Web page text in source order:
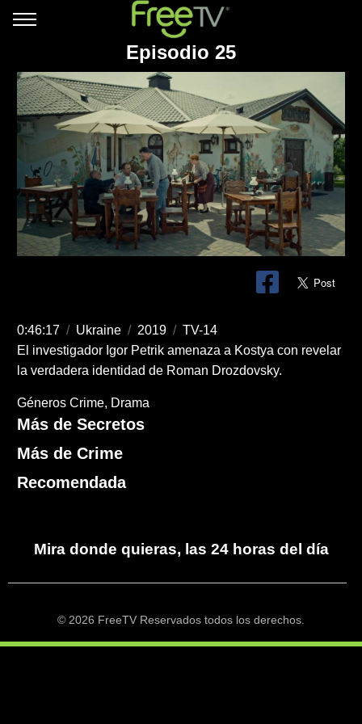
Episodio 25
0:46:17 / Ukraine / 2019 / TV-14
El investigador Igor Petrik amenaza a Kostya con revelar
la verdadera identidad de Roman Drozdovsky.
Géneros Crime Drama
Más de Secretos
Más de Crime
Recomendada
Mira donde quieras, las 24 horas del día
© 2026 FreeTV Reservados todos los derechos.